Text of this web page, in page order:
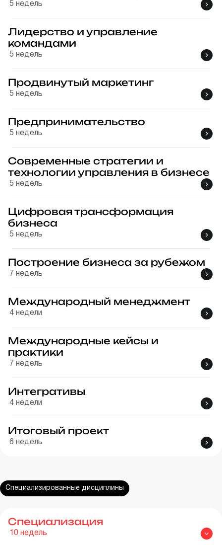
5 недель
Лидерство и управление
командами
5 недель
Продвинутый маркетинг
5 недель
Предпринимательство
5 недель
Современные стратегии и
технологии управления в бизнесе
5 недель
Цифровая трансформация
бизнеса
5 недель
Построение бизнеса за рубежом
7 недель
Международный менеджмент
4 недели
Международные кейсы и
практики
7 недель
Интегративы
4 недели
Итоговый проект
6 недель
Специализированные дисциплины
Специализация
10 недель